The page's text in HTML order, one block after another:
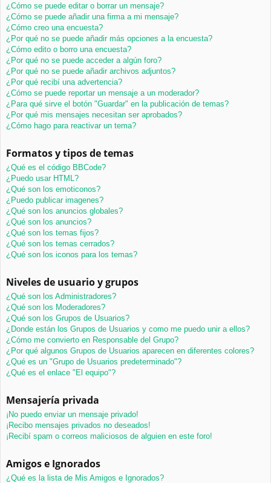
¿Cómo se puede editar o borrar un mensaje?
¿Cómo se puede añadir una firma a mi mensaje?
¿Cómo creo una encuesta?
¿Por qué no se puede añadir más opciones a la encuesta?
¿Cómo edito o borro una encuesta?
¿Por qué no se puede acceder a algún foro?
¿Por qué no se puede añadir archivos adjuntos?
¿Por qué recibí una advertencia?
¿Cómo se puede reportar un mensaje a un moderador?
¿Para qué sirve el botón "Guardar" en la publicación de temas?
¿Por qué mis mensajes necesitan ser aprobados?
¿Cómo hago para reactivar un tema?
Formatos y tipos de temas
¿Qué es el código BBCode?
¿Puedo usar HTML?
¿Qué son los emoticonos?
¿Puedo publicar imagenes?
¿Qué son los anuncios globales?
¿Qué son los anuncios?
¿Qué son los temas fijos?
¿Qué son los temas cerrados?
¿Qué son los iconos para los temas?
Niveles de usuario y grupos
¿Qué son los Administradores?
¿Qué son los Moderadores?
¿Qué son los Grupos de Usuarios?
¿Donde están los Grupos de Usuarios y como me puedo unir a ellos?
¿Cómo me convierto en Responsable del Grupo?
¿Por qué algunos Grupos de Usuarios aparecen en diferentes colores?
¿Qué es un "Grupo de Usuarios predeterminado"?
¿Qué es el enlace "El equipo"?
Mensajería privada
¡No puedo enviar un mensaje privado!
¡Recibo mensajes privados no deseados!
¡Recibí spam o correos maliciosos de alguien en este foro!
Amigos e Ignorados
¿Qué es la lista de Mis Amigos e Ignorados?